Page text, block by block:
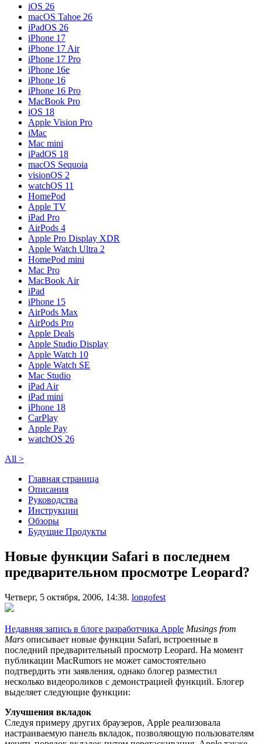
iOS 26
macOS Tahoe 26
iPadOS 26
iPhone 17
iPhone 17 Air
iPhone 17 Pro
iPhone 16e
iPhone 16
iPhone 16 Pro
MacBook Pro
iOS 18
Apple Vision Pro
iMac
Mac mini
iPadOS 18
macOS Sequoia
visionOS 2
watchOS 11
HomePod
Apple TV
iPad Pro
AirPods 4
Apple Pro Display XDR
Apple Watch Ultra 2
HomePod mini
Mac Pro
MacBook Air
iPad
iPhone 15
AirPods Max
AirPods Pro
Apple Deals
Apple Studio Display
Apple Watch 10
Apple Watch SE
Mac Studio
iPad Air
iPad mini
iPhone 18
CarPlay
Apple Pay
watchOS 26
All >
Главная страница
Описания
Руководства
Инструкции
Обзоры
Будущие Продукты
Новые функции Safari в последнем
предварительном просмотре Leopard?
Четверг, 5 октября, 2006, 14:38. longofest
Недавняя запись в блоге разработчика Apple Musings from
Mars описывает новые функции Safari, встроенные в
последний предварительный просмотр Leopard. На момент
публикации MacRumors не может самостоятельно
подтвердить эти заявления, однако блогер разместил
несколько видеороликов с демонстрацией функций. Блогер
выделяет следующие функции:
Улучшения вкладок
Следуя примеру других браузеров, Apple реализовала
настраиваемую панель вкладок, позволяющую пользователям